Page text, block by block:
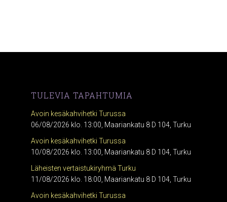
TULEVIA TAPAHTUMIA
Avoin kesäkahvihetki Turussa
06/08/2026 klo. 13:00, Maariankatu 8 D 104, Turku
Avoin kesäkahvihetki Turussa
10/08/2026 klo. 13:00, Maariankatu 8 D 104, Turku
Läheisten vertaistukiryhmä Turku
11/08/2026 klo. 18:00, Maariankatu 8 D 104, Turku
Avoin kesäkahvihetki Turussa